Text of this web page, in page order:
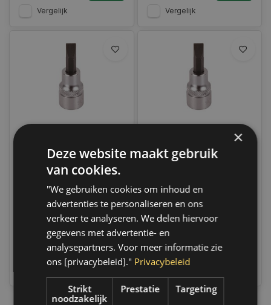
Vergelijk Vergelijk
Sonic Dop sleuf 3/8", 7
Op voorraad
Op voorraad verzending
binnen 1 a 2 werkdagen.
Boven de 50,- gratis
Sonic Dop sleuf 3/8",
5.5 mm | 82348055
Op voorraad
binnen 1 a 2 werkdagen.
Boven de 50,- gratis
€6,95
×
Deze website maakt gebruik
van cookies.
"We gebruiken cookies om inhoud en
advertenties te personaliseren en ons
verkeer te analyseren. We delen hiervoor
gegevens met advertentie- en
analysepartners. Voor meer informatie zie
ons [privacybeleid]." Privacybeleid
Strikt
noodzakelijk
Prestatie Targeting